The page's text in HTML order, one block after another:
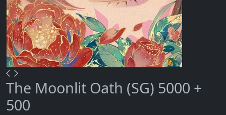
The Moonlit Oath (SG) 5000 +
500